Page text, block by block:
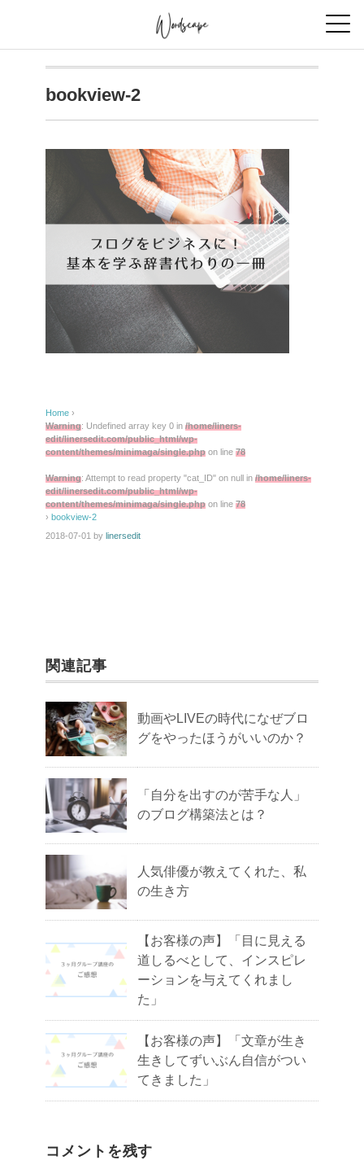
bookview-2
Home ›
Warning: Undefined array key 0 in /home/liners-
edit/linersedit.com/public_html/wp-
content/themes/minimaga/single.php on line 78
Warning: Attempt to read property "cat_ID" on null in /home/liners-
edit/linersedit.com/public_html/wp-
content/themes/minimaga/single.php on line 78
› bookview-2
2018-07-01 by linersedit
関連記事
動画やLIVEの時代になぜブロ
グをやったほうがいいのか？
「自分を出すのが苦手な人」
のブログ構築法とは？
人気俳優が教えてくれた、私
の生き方
【お客様の声】「目に見える
道しるべとして、インスピレ
ーションを与えてくれまし
た」
【お客様の声】「文章が生き
生きしてずいぶん自信がつい
てきました」
コメントを残す